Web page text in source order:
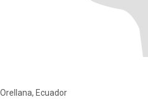
Ecuador